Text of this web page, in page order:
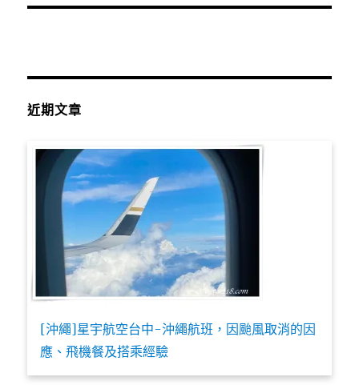
近期文章
[沖繩]星宇航空台中-沖繩航班，因颱風取消的因
應、飛機餐及搭乘經驗